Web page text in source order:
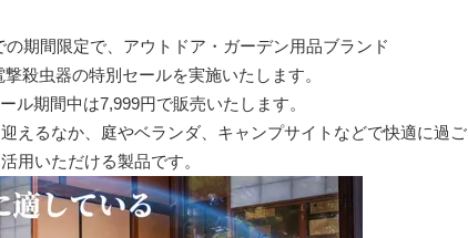
の期間限定で、アウトドア・ガーデン用品ブランド
殺虫器の特別セールを実施いたします。
ル期間中は7,999円で販売いたします。
えるなか、庭やベランダ、キャンプサイトなどで快適に過ご
用いただける製品です。